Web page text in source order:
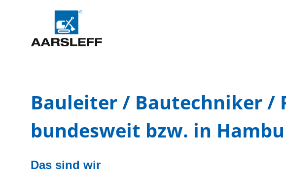
Bauleiter / Bautechniker /
bundesweit bzw. in
Das sind wir